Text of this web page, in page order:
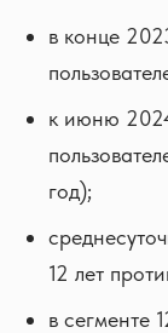
в конце
к июню
год);
12 лет
в сегменте